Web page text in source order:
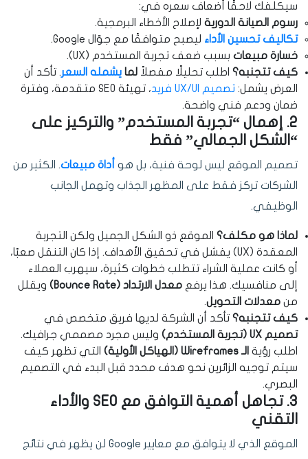
سيكلفك لاحقًا أضعاف سعره في:
رسوم الصيانة الدورية لإصلاح الأخطاء البرمجية.
تكاليف تحسين الأداء ليصبح متوافقًا مع جوّال Google.
خسارة مبيعات بسبب ضعف تجربة المستخدم (UX).
كيف تتجنبه؟ اطلب تحليلًا مفصلاً لما يشمله السعر. تأكد أن
العرض يشمل: تصميم UX/UI فريد
، تهيئة SEO متقدمة، وفترة
ضمان ودعم فني واضحة.
2. إهمال “تجربة المستخدم” والتركيز على
“الشكل الجمالي” فقط
تصميم الموقع ليس لوحة فنية، بل هو أداة مبيعات. الكثير من
الشركات تركز فقط على المظهر الجذاب وتهمل الجانب
الوظيفي.
لماذا هو مكلف؟ الموقع ذو الشكل الجميل ولكن التجربة
المعقدة (UX) يفشل في تحقيق الأهداف. إذا كان التنقل صعبًا،
أو كانت عملية الشراء تتطلب خطوات كثيرة، سيهرب العملاء
إلى منافسيك. هذا يرفع معدل الارتداد (Bounce Rate)
ويقلل
من معدلات التحويل.
كيف تتجنبه؟ تأكد أن الشركة لديها فريق متخصص في
تصميم UX (تجربة المستخدم)
وليس مجرد مصممي جرافيك.
اطلب رؤية الـ Wireframes (الهياكل الأولية)
التي تظهر كيف
سيتم توجيه الزائرين نحو هدف محدد قبل البدء في التصميم
البصري.
3. تجاهل أهمية التوافق مع SEO والأداء
التقني
الموقع الذي لا يتوافق مع معايير Google لن يظهر في نتائج